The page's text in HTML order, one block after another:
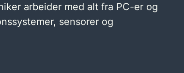
arbeider med alt fra PC-er og
sensorer og